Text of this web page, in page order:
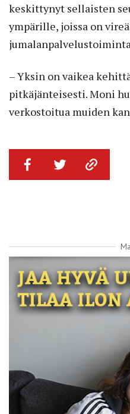
keskittynyt sellaisten
ympärille, joissa on
– Yksin on vaikea
pitkäjänteisesti. Moni
verkostoitua muiden